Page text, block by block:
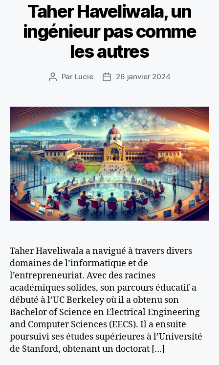
Taher Haveliwala, un
ingénieur pas comme
les autres
Auteur
Par Lucie
Date26 janvier 2024
Taher Haveliwala a navigué à travers divers
domaines de l’informatique et de
l’entrepreneuriat. Avec des racines
académiques solides, son parcours éducatif a
débuté à l’UC Berkeley où il a obtenu son
Bachelor of Science en Electrical Engineering
and Computer Sciences (EECS). Il a ensuite
poursuivi ses études supérieures à l’Université
de Stanford, obtenant un doctorat […]